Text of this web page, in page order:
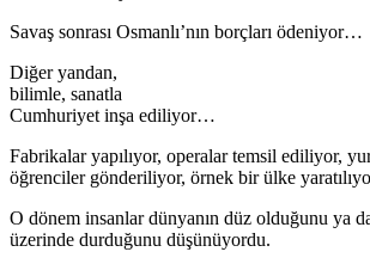
Savaş sonrası Osmanlı’nın borçları ödeniyor…
Diğer yandan,
bilimle, sanatla
Cumhuriyet inşa ediliyor…
Fabrikalar yapılıyor, operalar temsil ediliyor,
öğrenciler gönderiliyor, örnek bir ülke
O dönem insanlar dünyanın düz olduğunu ya
üzerinde durduğunu düşünüyordu.